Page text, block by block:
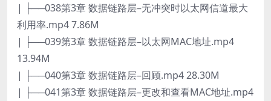
| ├──038第3章 数据链路层–无冲突时以太网信道最大
利用率.mp4 7.86M
| ├──039第3章 数据链路层–以太网MAC地址.mp4
13.94M
| ├──040第3章 数据链路层–回顾.mp4 28.30M
| ├──041第3章 数据链路层–更改和查看MAC地址.mp4